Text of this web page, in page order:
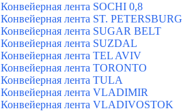
Конвейерная лента SOCHI 0,8
Конвейерная лента ST. PETERSBURG
Конвейерная лента SUGAR BELT
Конвейерная лента SUZDAL
Конвейерная лента TEL AVIV
Конвейерная лента TORONTO
Конвейерная лента TULA
Конвейерная лента VLADIMIR
Конвейерная лента VLADIVOSTOK